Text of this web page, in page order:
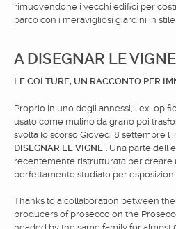
rimuovendone i vecchi edifici per
parco con i meravigliosi giardini in
A DISEGNAR LE VIGNE
LE COLTURE, UN RACCONTO PER
Proprio in uno degli annessi, l´ex-
usato come mulino da grano poi
svolta lo scorso Giovedí 8 settembre
DISEGNAR LE VIGNE". Una parte
recentemente ristrutturata per creare
perfettamente studiato per
Thanks to a collaboration between the
producers of prosecco on the